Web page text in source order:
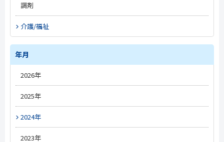
#開業準備
#改定情報
#新薬情報
#オンライン資格確認
#オンライン診療
#医療DX
#経営
調剤
#トレンド
#薬局経営
#新薬情報
#改定情報
#電子処方箋
#オンライン服薬指導
介護/福祉
#施設経営
#人材情報
#改定情報
年月
2026年
3月
2025年
12月
10月
2024年
12月
2023年